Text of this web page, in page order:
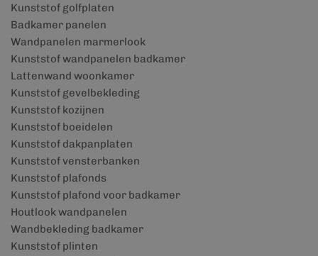
Kunststof golfplaten
Badkamer panelen
Wandpanelen marmerlook
Kunststof wandpanelen badkamer
Lattenwand woonkamer
Kunststof gevelbekleding
Kunststof kozijnen
Kunststof boeidelen
Kunststof dakpanplaten
Kunststof vensterbanken
Kunststof plafonds
Kunststof plafond voor badkamer
Houtlook wandpanelen
Wandbekleding badkamer
Kunststof plinten